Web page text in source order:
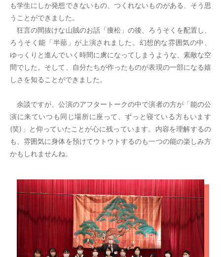
も学生にしか発想できないもの、つくれないものがある、そう思
うことができました。
狂言の間抜けな山賊のお話「痩松」の後、ろうそくを配置し、
ろうそく能「半蔀」が上演されました。幻想的な雰囲気の中、
ゆっくりと進んでいく時間に虜になってしまうような、素敵な空
間でした。そして、自分たちが作ったものが表現の一部になる嬉
しさを知ることができました。
余談ですが、公演のアフタートークの中で演者の方が「能の公
演に来ていつも同じ場所に座って、ずっと寝ている方もいます
(笑)」と仰っていたことが心に残っています。内容を理解するの
も、雰囲気に身体を預けてウトウトするのも一つの能の楽しみ方
かもしれませんね。